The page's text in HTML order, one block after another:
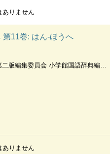
ありません
第11巻: はん-ほうへ
版編集委員会 小学館国語辞典編集部編
ありません